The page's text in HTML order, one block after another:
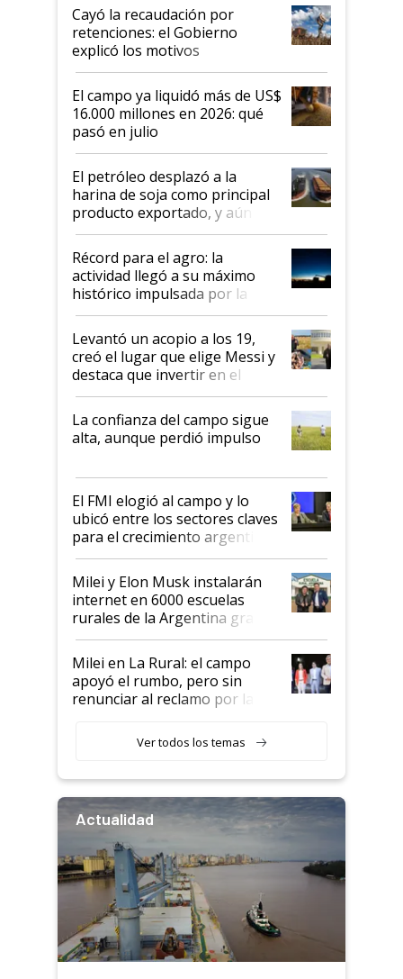
habló del financiamiento al IPCVA
Cayó la recaudación por
retenciones: el Gobierno
explicó los motivos
El campo ya liquidó más de US$
16.000 millones en 2026: qué
pasó en julio
El petróleo desplazó a la
harina de soja como principal
producto exportado, y aún así
el agro aportó casi seis de cada
diez dólares y sostuvo el
liderazgo en un semestre
récord
Récord para el agro: la
actividad llegó a su máximo
histórico impulsada por la
cosecha y las exportaciones
Levantó un acopio a los 19,
creó el lugar que elige Messi y
destaca que invertir en el
kirchnerismo era como "darle
plata a un hijo para droga":
Juan Félix Rossetti, el libertario
que de una dura crisis salió
de Milei
La confianza del campo sigue
alta, aunque perdió impulso
El FMI elogió al campo y lo
ubicó entre los sectores claves
para el crecimiento argentino
Milei y Elon Musk instalarán
internet en 6000 escuelas
rurales de la Argentina gracias
a un acuerdo con Starlink
Milei en La Rural: el campo
apoyó el rumbo, pero sin
renunciar al reclamo por las
Ver todos los temas
Actualidad